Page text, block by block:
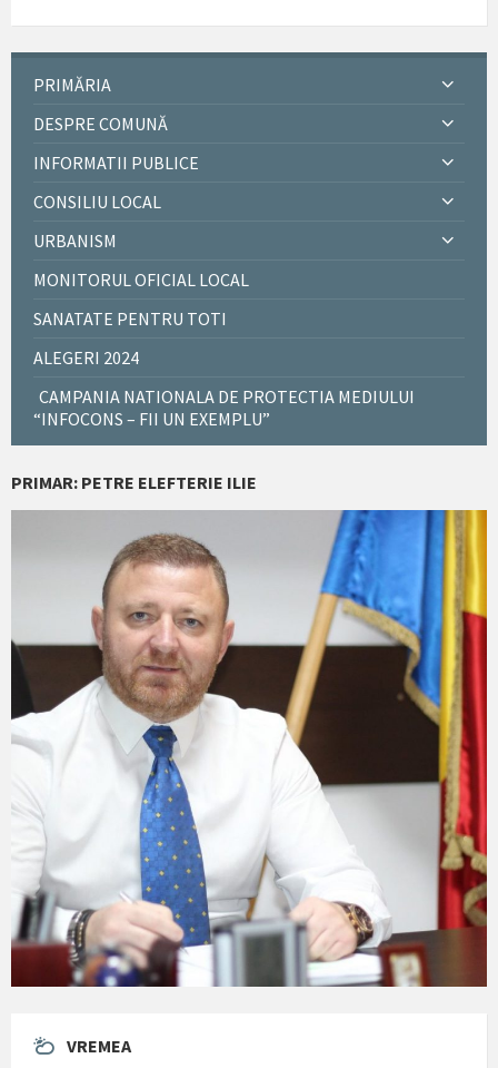
PRIMĂRIA
DESPRE COMUNĂ
INFORMATII PUBLICE
CONSILIU LOCAL
URBANISM
MONITORUL OFICIAL LOCAL
SANATATE PENTRU TOTI
ALEGERI 2024
CAMPANIA NATIONALA DE PROTECTIA MEDIULUI
“INFOCONS – FII UN EXEMPLU”
PRIMAR: PETRE ELEFTERIE ILIE
VREMEA